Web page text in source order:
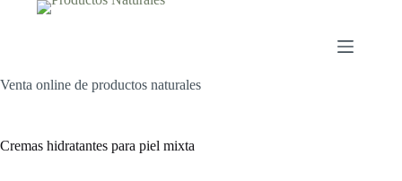
Venta online de productos naturales
Cremas hidratantes para piel mixta